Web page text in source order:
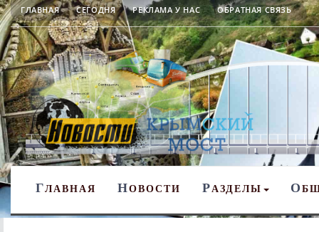
ГЛАВНАЯ СЕГОДНЯ РЕКЛАМА У НАС ОБРАТНАЯ СВЯЗЬ
ГЛАВНАЯ НОВОСТИ РАЗДЕЛЫ О